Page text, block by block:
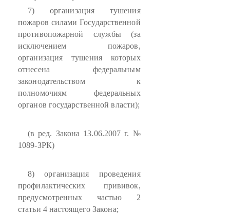
7) организация тушения
пожаров силами Государственной
противопожарной службы (за
исключением пожаров,
организация тушения которых
отнесена федеральным
законодательством к
полномочиям федеральных
органов государственной власти);
(в ред. Закона 13.06.2007 г. №
1089-ЗРК)
8) организация проведения
профилактических прививок,
предусмотренных частью 2
статьи 4 настоящего Закона;